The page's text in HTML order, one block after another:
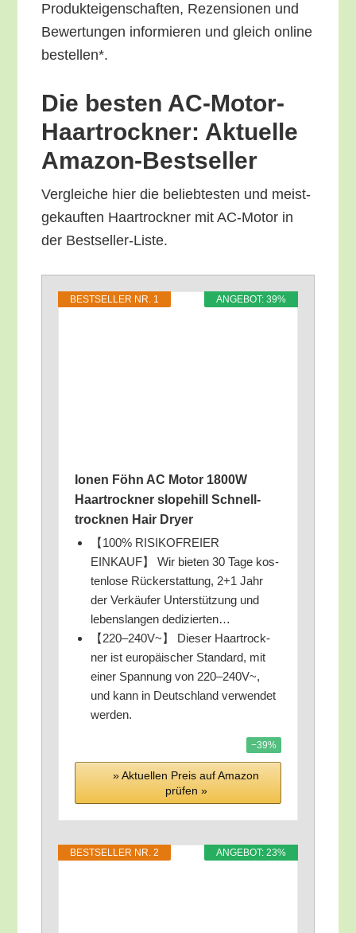
Pro­duk­tei­gen­schaf­ten, Rezen­sio­nen und
Bewer­tun­gen infor­mie­ren und gleich online
bestellen*.
Die bes­ten AC-Motor-
Haar­trock­ner: Aktu­el­le
Amazon-Bestseller
Ver­glei­che hier die belieb­tes­ten und meist­
ge­kauf­ten Haar­trock­ner mit AC-Motor in
der Bestseller-Liste.
ANGE­BOT: 39%
BEST­SEL­LER NR. 1
Ionen Föhn AC Motor 1800W
Haar­trock­ner slo­peh­ill Schnell­
trock­nen Hair Dryer
【100% RISIKOFREIER
EINKAUF】 Wir bie­ten 30 Tage kos­
ten­lo­se Rück­erstat­tung, 2+1 Jahr
der Ver­käu­fer Unter­stüt­zung und
lebens­lan­gen dedizierten…
【220–240V~】 Die­ser Haar­trock­
ner ist euro­päi­scher Stan­dard, mit
einer Span­nung von 220–240V~,
und kann in Deutsch­land ver­wen­det
werden.
−39%
» Aktu­el­len Preis auf Ama­zon
prü­fen »
ANGE­BOT: 23%
BEST­SEL­LER NR. 2